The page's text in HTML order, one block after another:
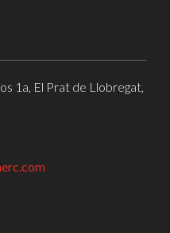
1a, El Prat de Llobregat,